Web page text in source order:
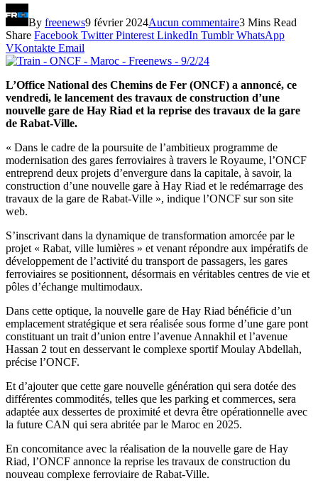
By freenews9 février 2024Aucun commentaire3 Mins Read
Share Facebook Twitter Pinterest LinkedIn Tumblr WhatsApp
VKontakte Email
L’Office National des Chemins de Fer (ONCF) a annoncé, ce
vendredi, le lancement des travaux de construction d’une
nouvelle gare de Hay Riad et la reprise des travaux de la gare
de Rabat-Ville.
« Dans le cadre de la poursuite de l’ambitieux programme de
modernisation des gares ferroviaires à travers le Royaume, l’ONCF
entreprend deux projets d’envergure dans la capitale, à savoir, la
construction d’une nouvelle gare à Hay Riad et le redémarrage des
travaux de la gare de Rabat-Ville », indique l’ONCF sur son site
web.
S’inscrivant dans la dynamique de transformation amorcée par le
projet « Rabat, ville lumières » et venant répondre aux impératifs de
développement de l’activité du transport de passagers, les gares
ferroviaires se positionnent, désormais en véritables centres de vie et
pôles d’échange multimodaux.
Dans cette optique, la nouvelle gare de Hay Riad bénéficie d’un
emplacement stratégique et sera réalisée sous forme d’une gare pont
constituant un trait d’union entre l’avenue Annakhil et l’avenue
Hassan 2 tout en desservant le complexe sportif Moulay Abdellah,
précise l’ONCF.
Et d’ajouter que cette gare nouvelle génération qui sera dotée des
différentes commodités, telles que les parking et commerces, sera
adaptée aux dessertes de proximité et devra être opérationnelle avec
la future CAN qui sera abritée par le Maroc en 2025.
En concomitance avec la réalisation de la nouvelle gare de Hay
Riad, l’ONCF annonce la reprise les travaux de construction du
nouveau complexe ferroviaire de Rabat-Ville.